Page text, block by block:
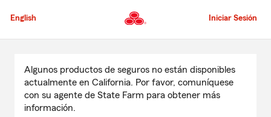
al
principal
English Iniciar Sesión
contenido
principal
Algunos productos de seguros no están disponibles
actualmente en California. Por favor, comuníquese
con su agente de State Farm para obtener más
información.